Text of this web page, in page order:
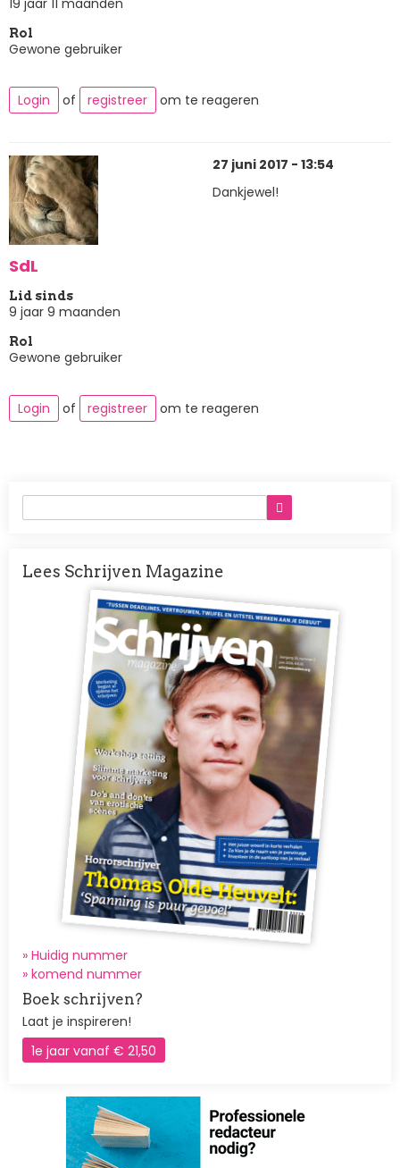
Rol
Gewone gebruiker
Login of registreer om te reageren
SdL
Lid sinds
9 jaar 9 maanden
Rol
Gewone gebruiker
27 juni 2017 - 13:54
Dankjewel!
Login of registreer om te reageren
Lees Schrijven Magazine
Afbeelding
» Huidig nummer
» komend nummer
Boek schrijven?
Laat je inspireren!
1e jaar vanaf € 21,50